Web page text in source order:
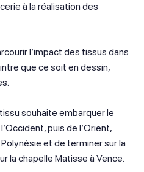
à la réalisation des
l’impact des tissus dans
que ce soit en dessin,
souhaite embarquer le
puis de l’Orient,
et de terminer sur la
la chapelle Matisse à Vence.